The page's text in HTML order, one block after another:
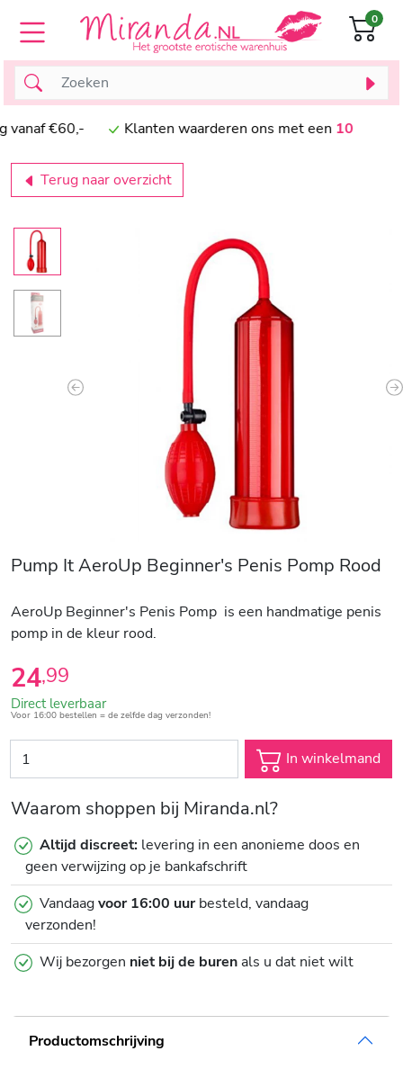
€60,- Klanten waarderen ons met een10
0
Terug naar overzicht
Previous
Pump It AeroUp Beginner's Penis Pomp Rood
AeroUp Beginner's Penis Pomp is een handmatige penis
pomp in de kleur rood.
24,99
Direct leverbaar
Voor 16:00 bestellen = de zelfde dag verzonden!
In winkelmand
Waarom shoppen bij Miranda.nl?
Altijd discreet: levering in een anonieme doos en
geen verwijzing op je bankafschrift
Vandaagvoor 16:00 uurbesteld, vandaag
verzonden!
Wij bezorgen niet bij de burenals u dat niet wilt
Productomschrijving